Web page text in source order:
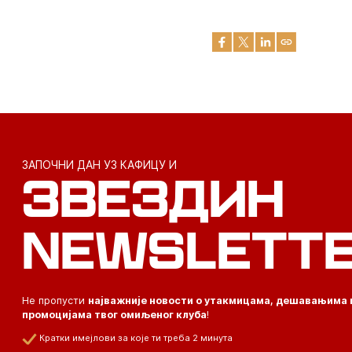
ЗАПОЧНИ ДАН УЗ КАФИЦУ И
ЗВЕЗДИН
Не пропусти најважније новости о утакмицама, дешавањима
промоцијама твог омиљеног клуба!
Кратки имејлови за које ти треба 2 минута